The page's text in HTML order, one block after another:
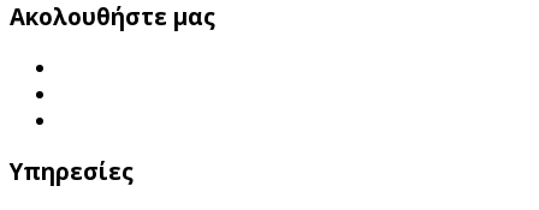
Ακολουθήστε μας
Υπηρεσίες